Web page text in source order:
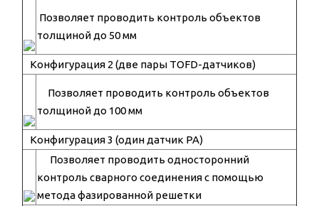
Позволяет проводить контроль объектов
толщиной до 50 мм
Конфигурация 2 (две пары TOFD-датчиков)
Позволяет проводить контроль объектов
толщиной до 100 мм
Конфигурация 3 (один датчик PA)
Позволяет проводить односторонний
контроль сварного соединения с помощью
метода фазированной решетки